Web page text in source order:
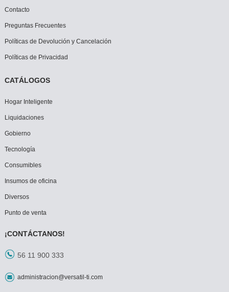
Contacto
Preguntas Frecuentes
Políticas de Devolución y Cancelación
Políticas de Privacidad
CATÁLOGOS
Hogar Inteligente
Liquidaciones
Gobierno
Tecnología
Consumibles
Insumos de oficina
Diversos
Punto de venta
¡CONTÁCTANOS!
56 11 900 333
administracion@versatil-ti.com